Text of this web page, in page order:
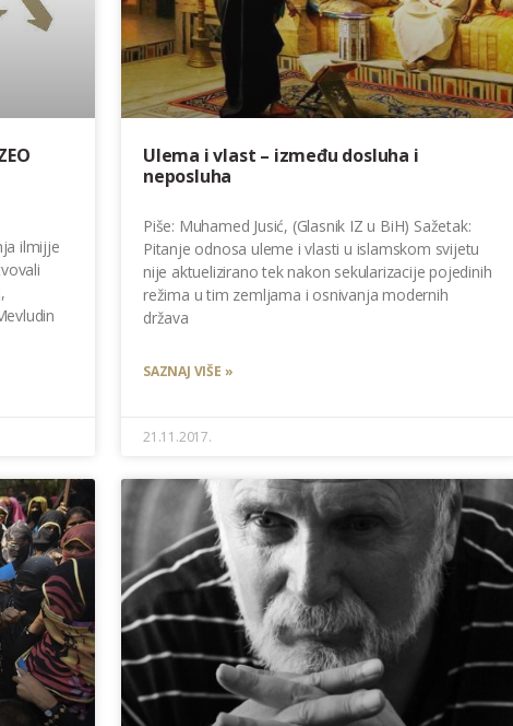
ilmijje
Ulema i vlast – između dosluha i
neposluha
Piše: Muhamed Jusić, (Glasnik IZ u BiH) Sažetak:
Pitanje odnosa uleme i vlasti u islamskom svijetu
nije aktuelizirano tek nakon sekularizacije pojedinih
režima u tim zemljama i osnivanja modernih
država
SAZNAJ VIŠE »
21.11.2017.